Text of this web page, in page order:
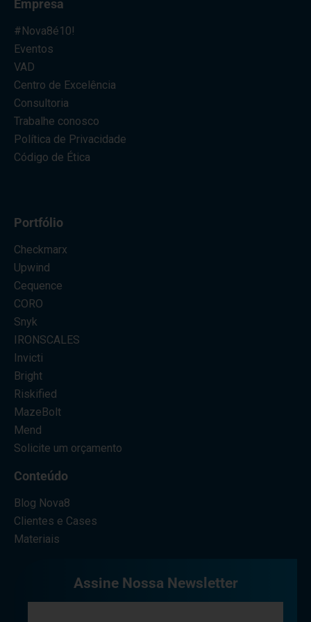
Empresa
#Nova8é10!
Eventos
VAD
Centro de Excelência
Consultoria
Trabalhe conosco
Política de Privacidade
Código de Ética
Portfólio
Checkmarx
Upwind
Cequence
CORO
Snyk
IRONSCALES
Invicti
Bright
Riskified
MazeBolt
Mend
Solicite um orçamento
Conteúdo
Blog Nova8
Clientes e Cases
Materiais
Assine Nossa Newsletter